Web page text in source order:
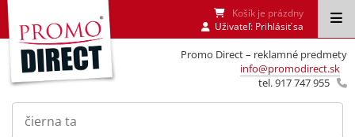
Promo Direct – reklamné predmety
info@promodirect.sk
tel. 917 747 955
Košík je prázdny
Uživateľ: Prihlásiť sa